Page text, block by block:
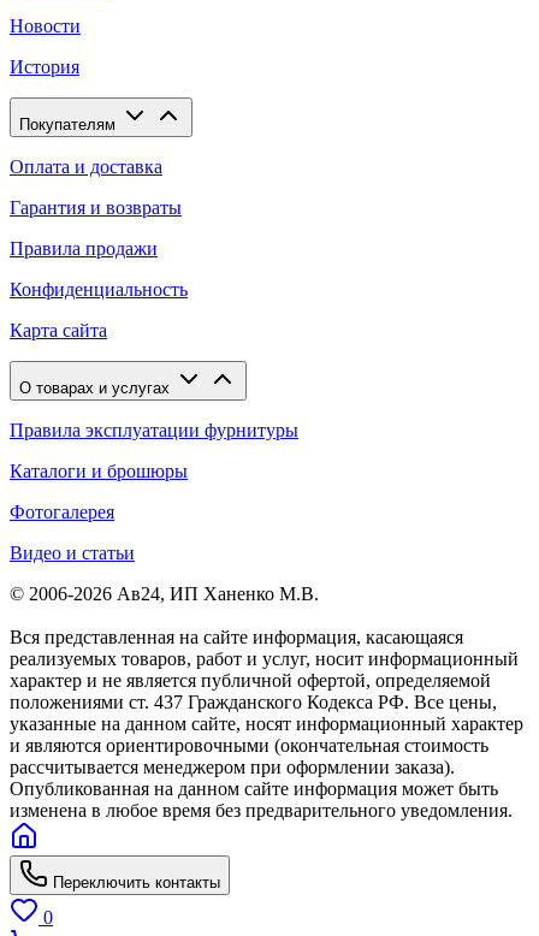
Новости
История
Покупателям
Оплата и доставка
Гарантия и возвраты
Правила продажи
Конфиденциальность
Карта сайта
О товарах и услугах
Правила эксплуатации фурнитуры
Каталоги и брошюры
Фотогалерея
Видео и статьи
© 2006-2026 Ав24, ИП Ханенко М.В.
Вся представленная на сайте информация, касающаяся
реализуемых товаров, работ и услуг, носит информационный
характер и не является публичной офертой, определяемой
положениями ст. 437 Гражданского Кодекса РФ. Все цены,
указанные на данном сайте, носят информационный характер
и являются ориентировочными (окончательная стоимость
рассчитывается менеджером при оформлении заказа).
Опубликованная на данном сайте информация может быть
изменена в любое время без предварительного уведомления.
Переключить контакты
0